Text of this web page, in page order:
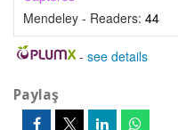
Mendeley - Readers: 44
- see details
Paylaş